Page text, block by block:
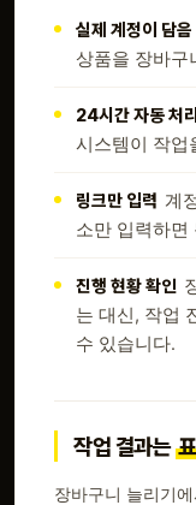
실제 계정이 담음
상품을 장바구
24시간 자동 처리
시스템이 작업
링크만 입력 계
소만 입력하면
진행 현황 확인
는 대신, 작업
수 있습니다.
작업 결과는
장바구니 늘리기